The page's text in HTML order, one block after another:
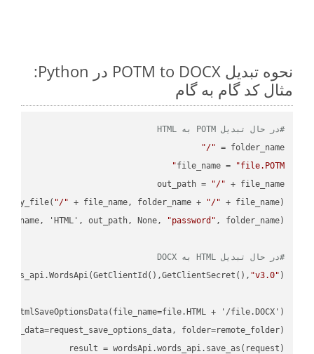
نحوه تبدیل POTM to DOCX در Python:
مثال کد گام به گام
#در حال تبدیل POTM به HTML
folder_name =
"/"
file_name =
"file.POTM"
out_path =
"/"
"/" + file_name, folder_name +
"/"
'HTML', out_path, None,
"password"
#در حال تبدیل HTML به DOCX
"v3.0"
result = wordsApi.words_api.save_as(request)